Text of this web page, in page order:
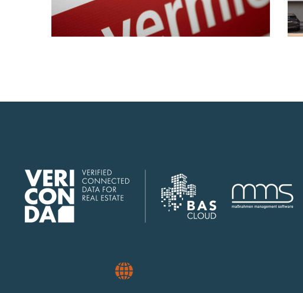
MASSNAHMEN MANAGEMENT